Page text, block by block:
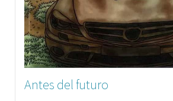
Antes del futuro